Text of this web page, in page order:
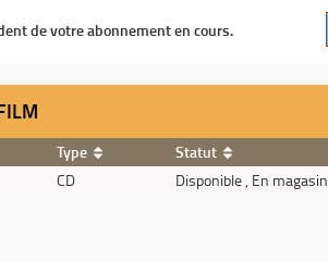
de votre abonnement en cours.
Type
Statut
CD Disponible , En magasin